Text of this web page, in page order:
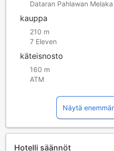
Dataran Pahlawan
kauppa
210 m
7 Eleven
käteisnosto
160 m
ATM
Näytä
Hotelli säännöt